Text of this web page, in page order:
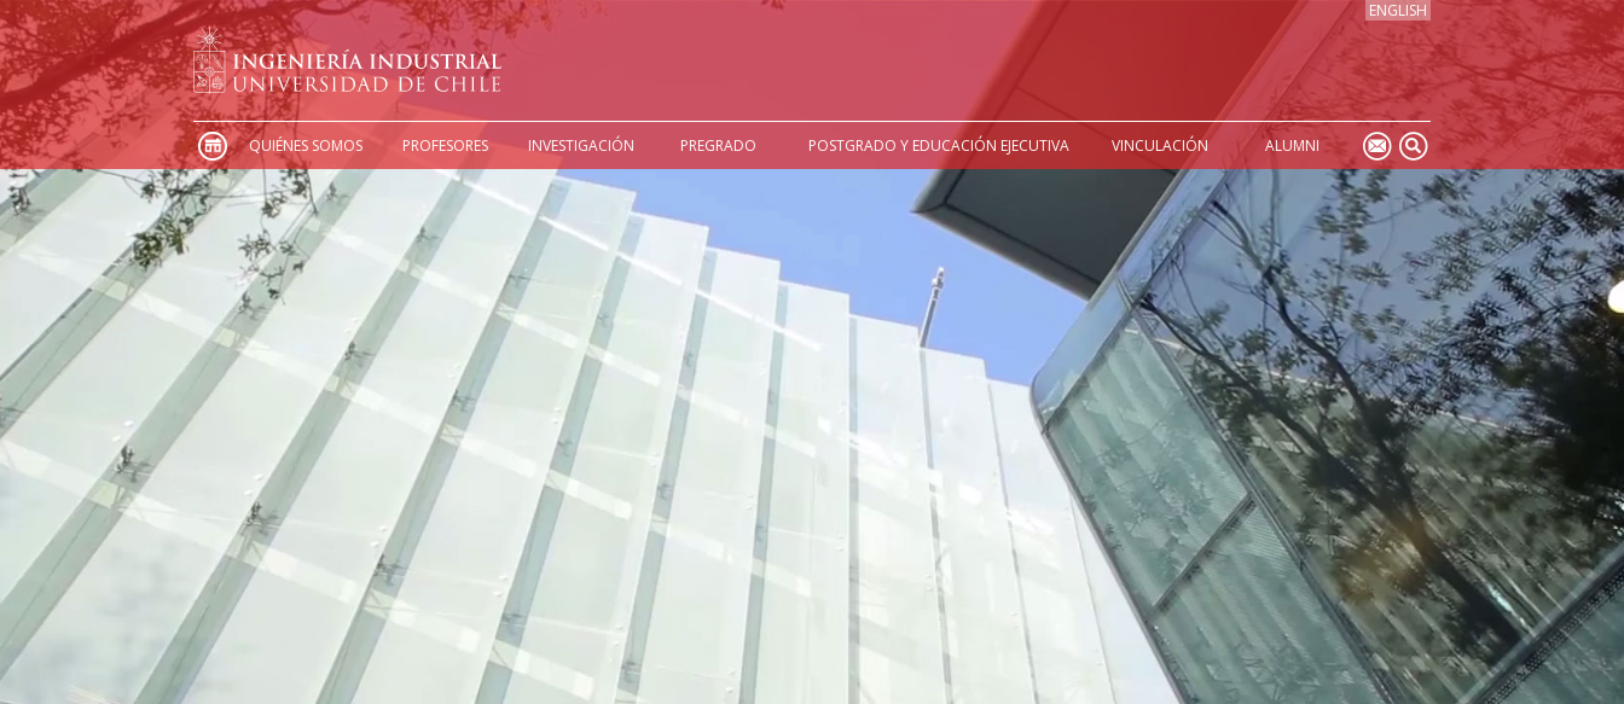
ENGLISH
QUIÉNES SOMOS PROFESORES INVESTIGACIÓN PREGRADO POSTGRADO Y EDUCACIÓN EJECUTIVA VINCULACIÓN ALUMNI